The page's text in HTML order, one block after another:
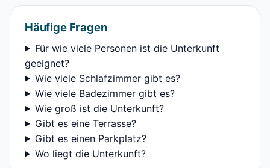
Häufige Fragen
Für wie viele Personen ist die Unterkunft
geeignet?
Wie viele Schlafzimmer gibt es?
Wie viele Badezimmer gibt es?
Wie groß ist die Unterkunft?
Gibt es eine Terrasse?
Gibt es einen Parkplatz?
Wo liegt die Unterkunft?